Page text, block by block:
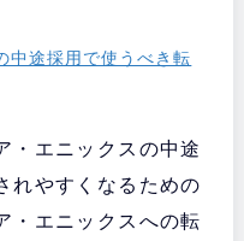
中途採用で使うべき転
・エニックスの中途
れやすくなるための
・エニックスへの転